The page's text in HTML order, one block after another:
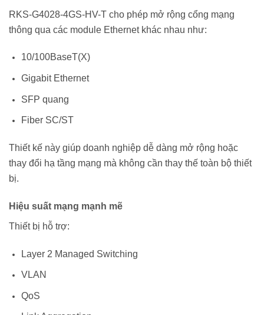
RKS-G4028-4GS-HV-T cho phép mở rộng cổng mạng
thông qua các module Ethernet khác nhau như:
10/100BaseT(X)
Gigabit Ethernet
SFP quang
Fiber SC/ST
Thiết kế này giúp doanh nghiệp dễ dàng mở rộng hoặc
thay đổi hạ tầng mạng mà không cần thay thế toàn bộ thiết
bị.
Hiệu suất mạng mạnh mẽ
Thiết bị hỗ trợ:
Layer 2 Managed Switching
VLAN
QoS